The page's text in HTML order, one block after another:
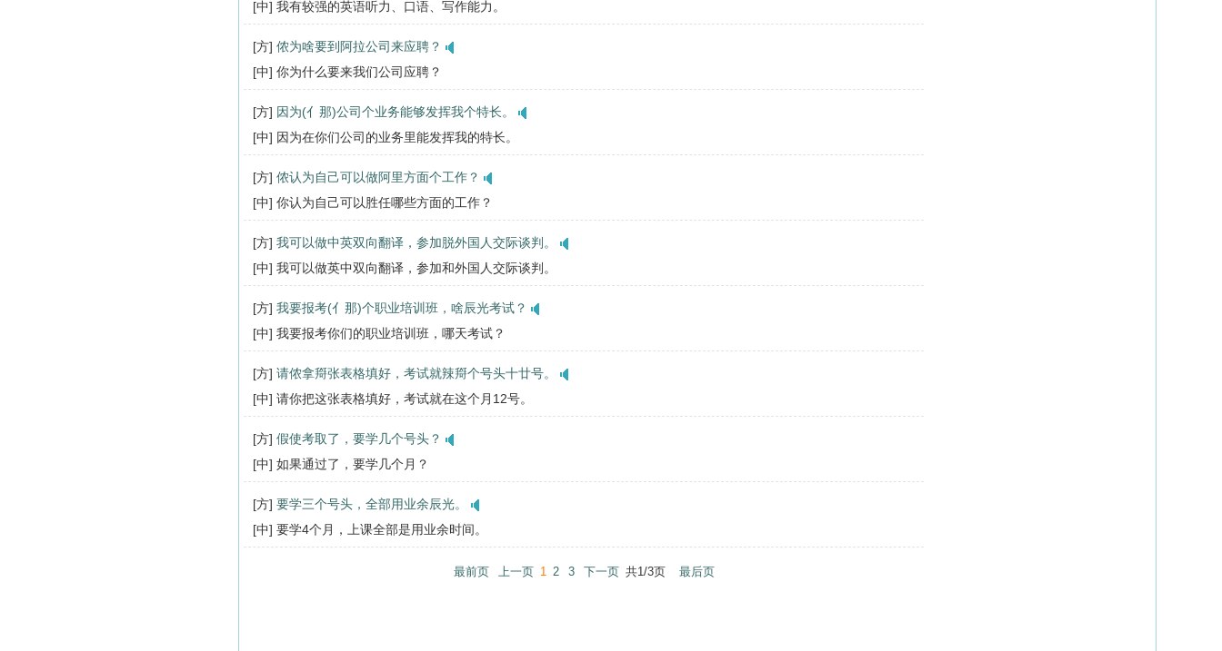
[中] 我有较强的英语听力、口语、写作能力。
[方] 侬为啥要到阿拉公司来应聘？
[中] 你为什么要来我们公司应聘？
[方] 因为(亻那)公司个业务能够发挥我个特长。
[中] 因为在你们公司的业务里能发挥我的特长。
[方] 侬认为自己可以做阿里方面个工作？
[中] 你认为自己可以胜任哪些方面的工作？
[方] 我可以做中英双向翻译，参加脱外国人交际谈判。
[中] 我可以做英中双向翻译，参加和外国人交际谈判。
[方] 我要报考(亻那)个职业培训班，啥辰光考试？
[中] 我要报考你们的职业培训班，哪天考试？
[方] 请侬拿搿张表格填好，考试就辣搿个号头十廿号。
[中] 请你把这张表格填好，考试就在这个月12号。
[方] 假使考取了，要学几个号头？
[中] 如果通过了，要学几个月？
[方] 要学三个号头，全部用业余辰光。
[中] 要学4个月，上课全部是用业余时间。
最前页 上一页 1 2 3 下一页 共1/3页 最后页